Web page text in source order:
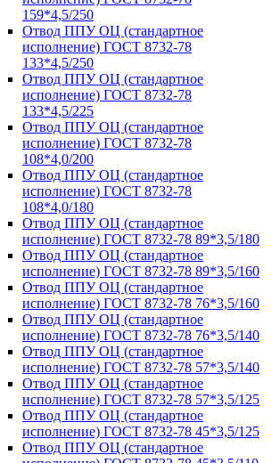
159*4,5/250
Отвод ППУ ОЦ (стандартное
исполнение) ГОСТ 8732-78
133*4,5/250
Отвод ППУ ОЦ (стандартное
исполнение) ГОСТ 8732-78
133*4,5/225
Отвод ППУ ОЦ (стандартное
исполнение) ГОСТ 8732-78
108*4,0/200
Отвод ППУ ОЦ (стандартное
исполнение) ГОСТ 8732-78
108*4,0/180
Отвод ППУ ОЦ (стандартное
исполнение) ГОСТ 8732-78 89*3,5/180
Отвод ППУ ОЦ (стандартное
исполнение) ГОСТ 8732-78 89*3,5/160
Отвод ППУ ОЦ (стандартное
исполнение) ГОСТ 8732-78 76*3,5/160
Отвод ППУ ОЦ (стандартное
исполнение) ГОСТ 8732-78 76*3,5/140
Отвод ППУ ОЦ (стандартное
исполнение) ГОСТ 8732-78 57*3,5/140
Отвод ППУ ОЦ (стандартное
исполнение) ГОСТ 8732-78 57*3,5/125
Отвод ППУ ОЦ (стандартное
исполнение) ГОСТ 8732-78 45*3,5/125
Отвод ППУ ОЦ (стандартное